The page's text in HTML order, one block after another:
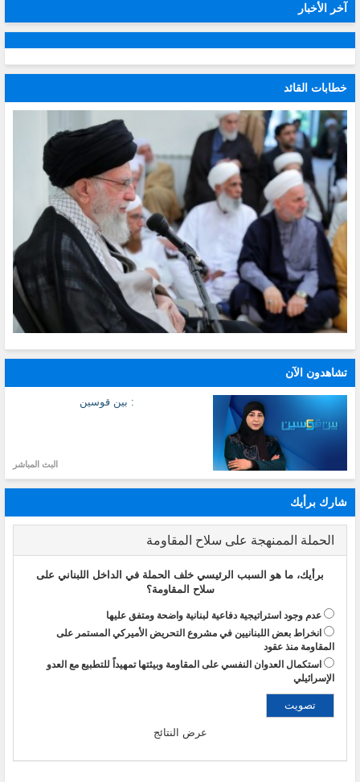
آخر الأخبار
خطابات القائد
تشاهدون الآن
: بين قوسين
البث المباشر
شارك برأيك
الحملة الممنهجة على سلاح المقاومة
برأيك، ما هو السبب الرئيسي خلف الحملة في الداخل اللبناني على
سلاح المقاومة؟
عدم وجود استراتيجية دفاعية لبنانية واضحة ومتفق عليها
انخراط بعض اللبنانيين في مشروع التحريض الأميركي المستمر على
المقاومة منذ عقود
استكمال العدوان النفسي على المقاومة وبيئتها تمهيداً للتطبيع مع العدو
الإسرائيلي
عرض النتائج